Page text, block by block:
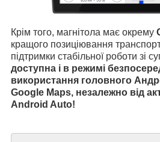
Крім того, магнітола має окрему
кращого позиціювання
підтримки стабільної роботи зі
доступна і в режимі
використання головного
Google Maps, незалежно від
Android Auto!